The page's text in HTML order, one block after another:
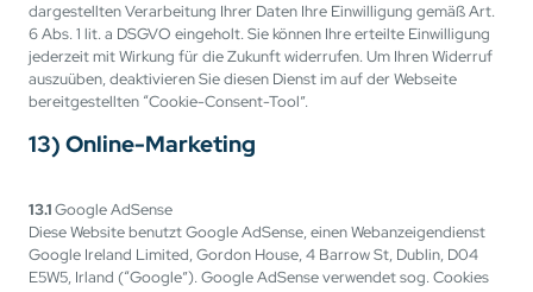
dargestellten Verarbeitung Ihrer Daten Ihre Einwilligung gemäß Art.
6 Abs. 1 lit. a DSGVO eingeholt. Sie können Ihre erteilte Einwilligung
jederzeit mit Wirkung für die Zukunft widerrufen. Um Ihren Widerruf
auszuüben, deaktivieren Sie diesen Dienst im auf der Webseite
bereitgestellten “Cookie-Consent-Tool”.
13) Online-Marketing
13.1Google AdSense
Diese Website benutzt Google AdSense, einen Webanzeigendienst
Google Ireland Limited, Gordon House, 4 Barrow St, Dublin, D04
E5W5, Irland (“Google”). Google AdSense verwendet sog. Cookies